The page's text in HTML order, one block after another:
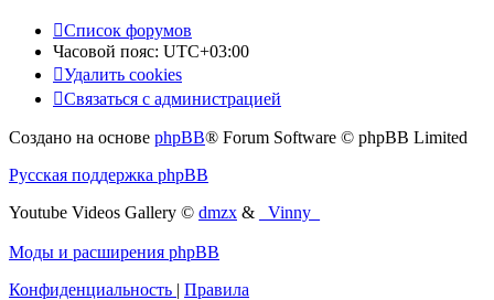
Список форумов
Часовой пояс: UTC+03:00
Удалить cookies
Связаться с администрацией
Создано на основе phpBB® Forum Software © phpBB Limited
Русская поддержка phpBB
Youtube Videos Gallery © dmzx & _Vinny_
Моды и расширения phpBB
Конфиденциальность | Правила